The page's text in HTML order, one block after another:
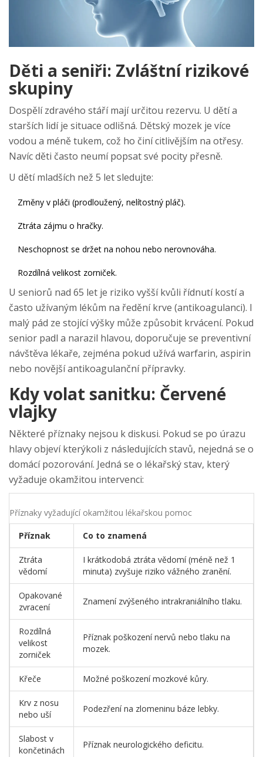
Děti a seniři: Zvláštní rizikové
skupiny
Dospělí zdravého stáří mají určitou rezervu. U dětí a
starších lidí je situace odlišná. Dětský mozek je více
vodou a méně tukem, což ho činí citlivějším na otřesy.
Navíc děti často neumí popsat své pocity přesně.
U dětí mladších než 5 let sledujte:
Změny v pláči (prodloužený, nelítostný pláč).
Ztráta zájmu o hračky.
Neschopnost se držet na nohou nebo nerovnováha.
Rozdílná velikost zorniček.
U seniorů nad 65 let je riziko vyšší kvůli řídnutí kostí a
často užívaným lékům na ředění krve (antikoagulanci). I
malý pád ze stojící výšky může způsobit krvácení. Pokud
senior padl a narazil hlavou, doporučuje se preventivní
návštěva lékaře, zejména pokud užívá warfarin, aspirin
nebo novější antikoagulanční přípravky.
Kdy volat sanitku: Červené
vlajky
Některé příznaky nejsou k diskusi. Pokud se po úrazu
hlavy objeví kterýkoli z následujících stavů, nejedná se o
domácí pozorování. Jedná se o lékařský stav, který
vyžaduje okamžitou intervenci:
Příznaky vyžadující okamžitou lékařskou pomoc
Příznak Co to znamená
Ztráta
vědomí
I krátkodobá ztráta vědomí (méně než 1
minuta) zvyšuje riziko vážného zranění.
Opakované
zvracení
Znamení zvýšeného intrakraniálního tlaku.
Rozdílná
velikost
zorniček
Příznak poškození nervů nebo tlaku na
mozek.
Křeče Možné poškození mozkové kůry.
Krv z nosu
nebo uší
Podezření na zlomeninu báze lebky.
Slabost v
končetinách
Příznak neurologického deficitu.